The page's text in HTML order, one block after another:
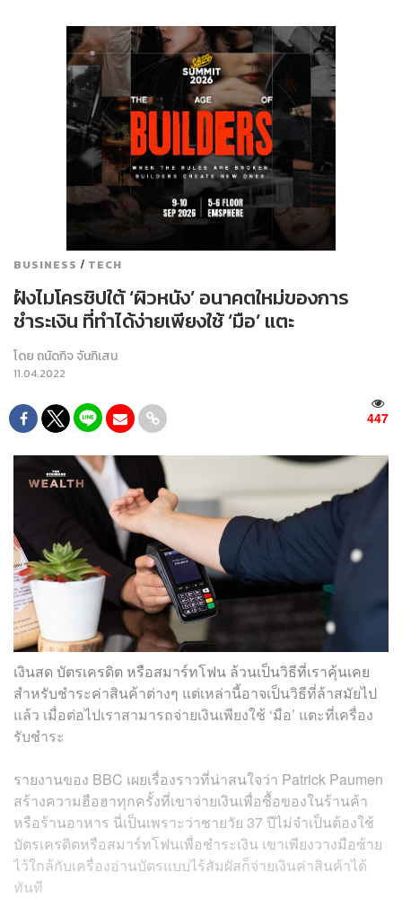
BUSINESS / TECH
ฝังไมโครชิปใต้ ‘ผิวหนัง’ อนาคตใหม่ของการ
ชำระเงิน ที่ทำได้ง่ายเพียงใช้ ‘มือ’ แตะ
โดยถนัดกิจ จันกิเสน
11.04.2022
447
เงินสด บัตรเครดิต หรือสมาร์ทโฟน ล้วนเป็นวิธีที่เราคุ้นเคย
สำหรับชำระค่าสินค้าต่างๆ แต่เหล่านี้อาจเป็นวิธีที่ล้าสมัยไป
แล้ว เมื่อต่อไปเราสามารถจ่ายเงินเพียงใช้ ‘มือ’ แตะที่เครื่อง
รับชำระ
รายงานของ BBC เผยเรื่องราวที่น่าสนใจว่า Patrick Paumen
สร้างความฮือฮาทุกครั้งที่เขาจ่ายเงินเพื่อซื้อของในร้านค้า
หรือร้านอาหาร นี่เป็นเพราะว่าชายวัย 37 ปีไม่จำเป็นต้องใช้
บัตรเครดิตหรือสมาร์ทโฟนเพื่อชำระเงิน เขาเพียงวางมือซ้าย
ไว้ใกล้กับเครื่องอ่านบัตรแบบไร้สัมผัสก็จ่ายเงินค่าสินค้าได้
ทันที